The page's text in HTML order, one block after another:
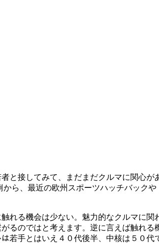
と接してみて、まだまだクルマに関心
ら、最近の欧州スポーツハッチバック
れる機会は少ない。魅力的なクルマに
るのではと考えます。逆に言えば触れ
若手とはいえ４０代後半、中核は５０